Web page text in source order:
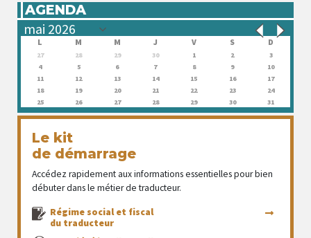
AGENDA
L M M J V S D
27 28 29 30 1 2
3
4
5 6 7 8 9
10
11
12 13 14 15 16
17
18
19 20 21 22 23
24
25
26 27 28 29 30 31
Le kit
de démarrage
Accédez rapidement aux informations essentielles pour bien
débuter dans le métier de traducteur.
Régime social et fiscal
du traducteur